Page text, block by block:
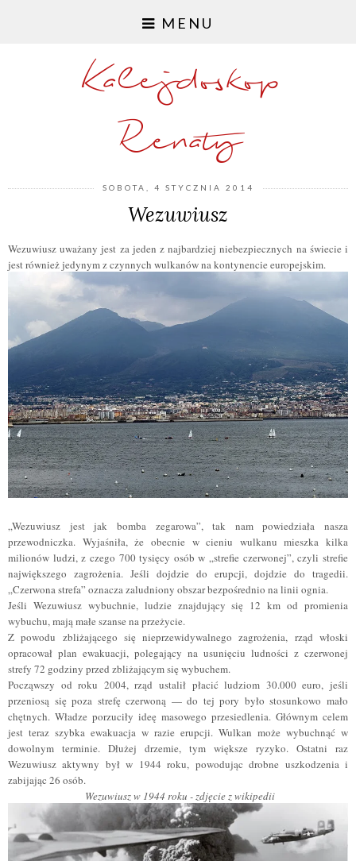
MENU
Kalejdoskop
Renaty
SOBOTA, 4 STYCZNIA 2014
Wezuwiusz
Wezuwiusz uważany jest za jeden z najbardziej niebezpiecznych na świecie i
jest również jedynym z czynnych wulkanów na kontynencie europejskim.
„Wezuwiusz jest jak bomba zegarowa”, tak nam powiedziała nasza
przewodniczka. Wyjaśniła, że obecnie w cieniu wulkanu mieszka kilka
milionów ludzi, z czego 700 tysięcy osób w „strefie czerwonej”, czyli strefie
największego zagrożenia. Jeśli dojdzie do erupcji, dojdzie do tragedii.
„Czerwona strefa” oznacza zaludniony obszar bezpośrednio na linii ognia.
Jeśli Wezuwiusz wybuchnie, ludzie znajdujący się 12 km od promienia
wybuchu, mają małe szanse na przeżycie.
Z powodu zbliżającego się nieprzewidywalnego zagrożenia, rząd włoski
opracował plan ewakuacji, polegający na usunięciu ludności z czerwonej
strefy 72 godziny przed zbliżającym się wybuchem.
Począwszy od roku 2004, rząd ustalił płacić ludziom 30.000 euro, jeśli
przeniosą się poza strefę czerwoną — do tej pory było stosunkowo mało
chętnych. Władze porzuciły ideę masowego przesiedlenia. Głównym celem
jest teraz szybka ewakuacja w razie erupcji. Wulkan może wybuchnąć w
dowolnym terminie. Dłużej drzemie, tym większe ryzyko. Ostatni raz
Wezuwiusz aktywny był w 1944 roku, powodując drobne uszkodzenia i
zabijając 26 osób.
Wezuwiusz w 1944 roku -zdjęcie z wikipedii